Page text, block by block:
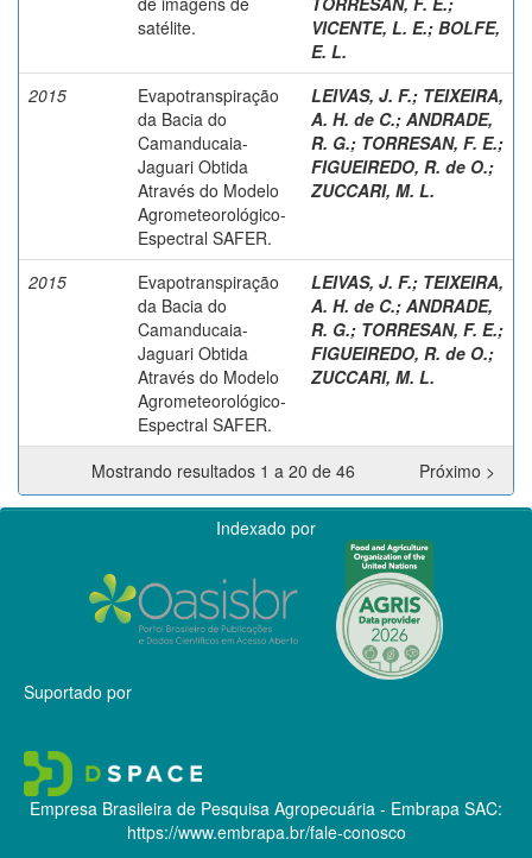
satélite.
VICENTE, L. E.; BOLFE,
E. L.
2015
Evapotranspiração
da Bacia do
Camanducaia-
Jaguari Obtida
Através do Modelo
Agrometeorológico-
Espectral SAFER.
LEIVAS, J. F.; TEIXEIRA,
A. H. de C.; ANDRADE,
R. G.; TORRESAN, F. E.;
FIGUEIREDO, R. de O.;
ZUCCARI, M. L.
2015
Evapotranspiração
da Bacia do
Camanducaia-
Jaguari Obtida
Através do Modelo
Agrometeorológico-
Espectral SAFER.
LEIVAS, J. F.; TEIXEIRA,
A. H. de C.; ANDRADE,
R. G.; TORRESAN, F. E.;
FIGUEIREDO, R. de O.;
ZUCCARI, M. L.
Mostrando resultados 1 a 20 de 46 Próximo >
Indexado por
Suportado por
Empresa Brasileira de Pesquisa Agropecuária - Embrapa SAC:
https://www.embrapa.br/fale-conosco